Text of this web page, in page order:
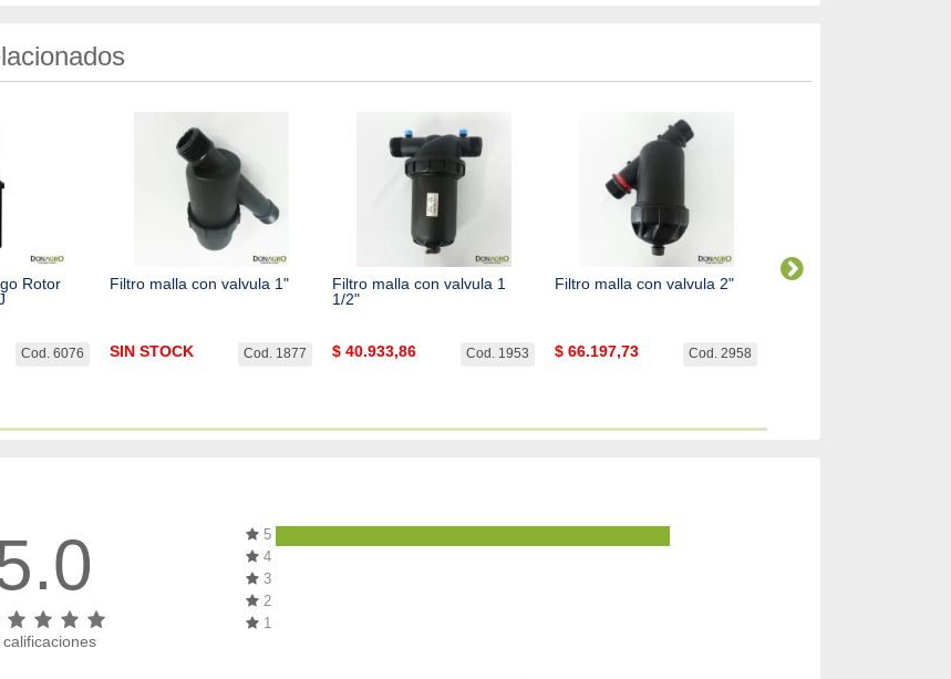
Rotor
Cod. 6076
Filtro malla con valvula 1"
Cod. 1877
SIN STOCK
Filtro malla con valvula 1
1/2"
Cod. 1953
$ 40.933,86
Filtro malla con valvula 2"
Cod. 2958
$ 66.197,73
Aspersor de Riego Rotor
calificaciones
5
4
3
2
1